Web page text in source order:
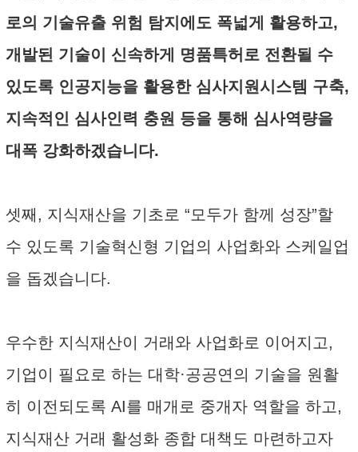
로의 기술유출 위험 탐지에도 폭넓게 활용하고,
개발된 기술이 신속하게 명품특허로 전환될 수
있도록 인공지능을 활용한 심사지원시스템 구축,
지속적인 심사인력 충원 등을 통해 심사역량을
대폭 강화하겠습니다.
셋째, 지식재산을 기초로 “모두가 함께 성장”할
수 있도록 기술혁신형 기업의 사업화와 스케일업
을 돕겠습니다.
우수한 지식재산이 거래와 사업화로 이어지고,
기업이 필요로 하는 대학·공공연의 기술을 원활
히 이전되도록 AI를 매개로 중개자 역할을 하고,
지식재산 거래 활성화 종합 대책도 마련하고자